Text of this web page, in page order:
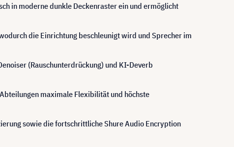
in moderne dunkle Deckenraster ein und ermöglicht
die Einrichtung beschleunigt wird und Sprecher im
(Rauschunterdrückung) und KI-Deverb
maximale Flexibilität und höchste
sowie die fortschrittliche Shure Audio Encryption